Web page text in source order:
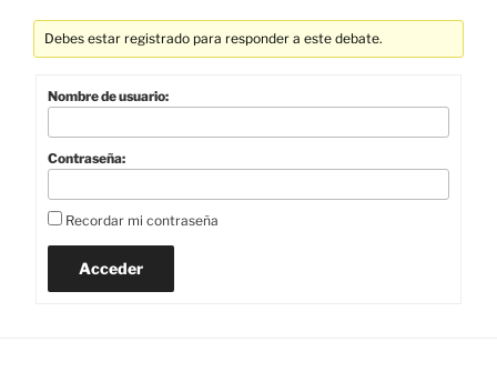
Debes estar registrado para responder a este debate.
Nombre de usuario:
Contraseña:
Recordar mi contraseña
Acceder